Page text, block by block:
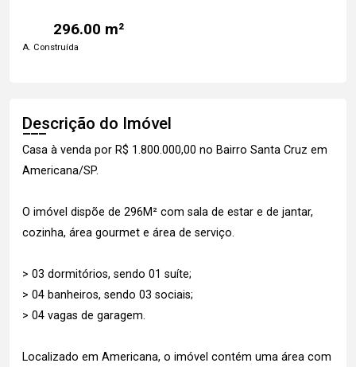
296.00 m²
A. Construída
Descrição do Imóvel
Casa à venda por R$ 1.800.000,00 no Bairro Santa Cruz em
Americana/SP.
O imóvel dispõe de 296M² com sala de estar e de jantar,
cozinha, área gourmet e área de serviço.
> 03 dormitórios, sendo 01 suíte;
> 04 banheiros, sendo 03 sociais;
> 04 vagas de garagem.
Localizado em Americana, o imóvel contém uma área com